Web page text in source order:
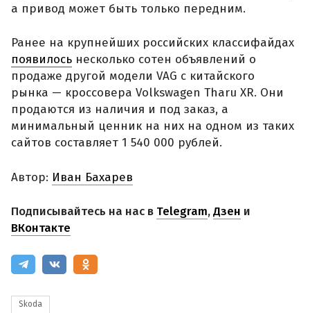
а привод может быть только передним.
Ранее на крупнейших российских классифайдах
появилось несколько сотен объявлений о
продаже другой модели VAG с китайского
рынка — кроссовера Volkswagen Tharu XR. Они
продаются из наличия и под заказ, а
минимальный ценник на них на одном из таких
сайтов составляет 1 540 000 рублей.
Автор: Иван Бахарев
Подписывайтесь на нас в Telegram,Дзен и
ВКонтакте
Skoda